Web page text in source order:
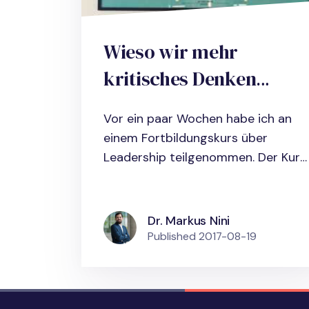
Wieso wir mehr
kritisches Denken
die hierfür notwendigen
Fähigkeiten in
entwickeln kannst
Vor ein paar Wochen habe ich an
einem Fortbildungskurs über
Leadership teilgenommen. Der Kurs
Dr. Markus Nini
Published 2017-08-19